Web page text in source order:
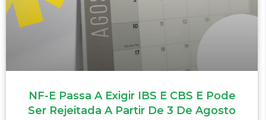
NF-E Passa A Exigir IBS E CBS E Pode
Ser Rejeitada A Partir De 3 De Agosto